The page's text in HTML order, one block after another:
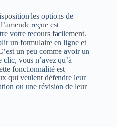
les options de
reçue est
votre recours facilement.
un formulaire en ligne et
un peu comme avoir un
clic, vous n’avez qu’à
fonctionnalité est
qui veulent défendre leur
ou une révision de leur